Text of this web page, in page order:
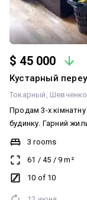
$ 45 000
Кустарный
Токарный
Продам 3-х
будинку. Гарний
телефонуйте! Код
3 rooms
61 / 45 / 9 m²
10 of 10